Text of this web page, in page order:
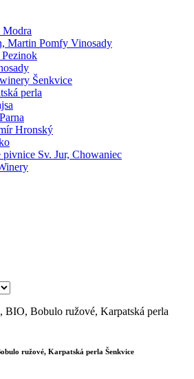
Martin Pomfy Vinosady
Šenkvice
perla
Hronský
Sv. Jur, Chowaniec
ružové, Karpatská perla Šenkvice